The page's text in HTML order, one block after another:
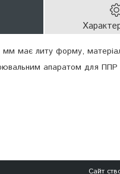
мм має литу форму,
апаратом для ППР
Сайт